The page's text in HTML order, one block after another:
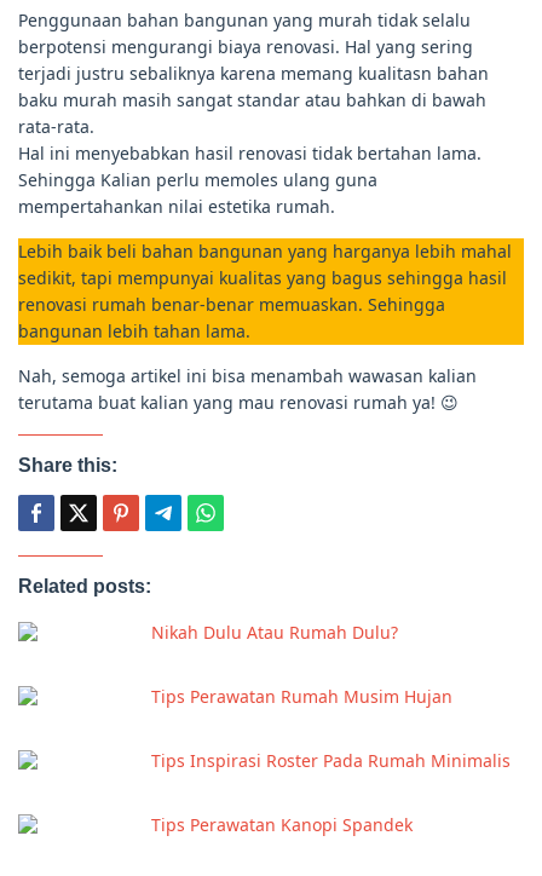
Penggunaan bahan bangunan yang murah tidak selalu
berpotensi mengurangi biaya renovasi. Hal yang sering
terjadi justru sebaliknya karena memang kualitasn bahan
baku murah masih sangat standar atau bahkan di bawah
rata-rata.
Hal ini menyebabkan hasil renovasi tidak bertahan lama.
Sehingga Kalian perlu memoles ulang guna
mempertahankan nilai estetika rumah.
Lebih baik beli bahan bangunan yang harganya lebih mahal
sedikit, tapi mempunyai kualitas yang bagus sehingga hasil
renovasi rumah benar-benar memuaskan. Sehingga
bangunan lebih tahan lama.
Nah, semoga artikel ini bisa menambah wawasan kalian
terutama buat kalian yang mau renovasi rumah ya! 😉
Share this:
Related posts:
Nikah Dulu Atau Rumah Dulu?
Tips Perawatan Rumah Musim Hujan
Tips Inspirasi Roster Pada Rumah Minimalis
Tips Perawatan Kanopi Spandek